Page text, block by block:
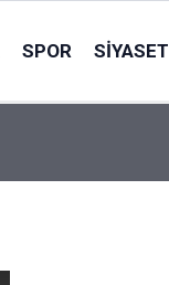
SPOR SIYASET